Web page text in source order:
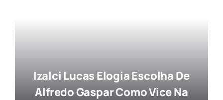
Izalci Lucas Elogia Escolha De
Alfredo Gaspar Como Vice Na